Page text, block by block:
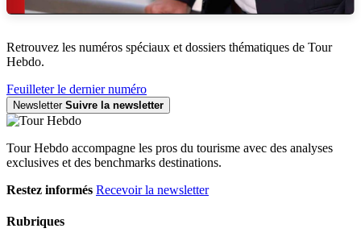
Retrouvez les numéros spéciaux et dossiers thématiques de Tour
Hebdo.
Feuilleter le dernier numéro
Newsletter Suivre la newsletter
Tour Hebdo accompagne les pros du tourisme avec des analyses
exclusives et des benchmarks destinations.
Restez informés Recevoir la newsletter
Rubriques